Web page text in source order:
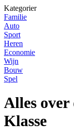
Kategorier
Familie
Auto
Sport
Heren
Economie
Wijn
Bouw
Spel
Alles over
Klasse